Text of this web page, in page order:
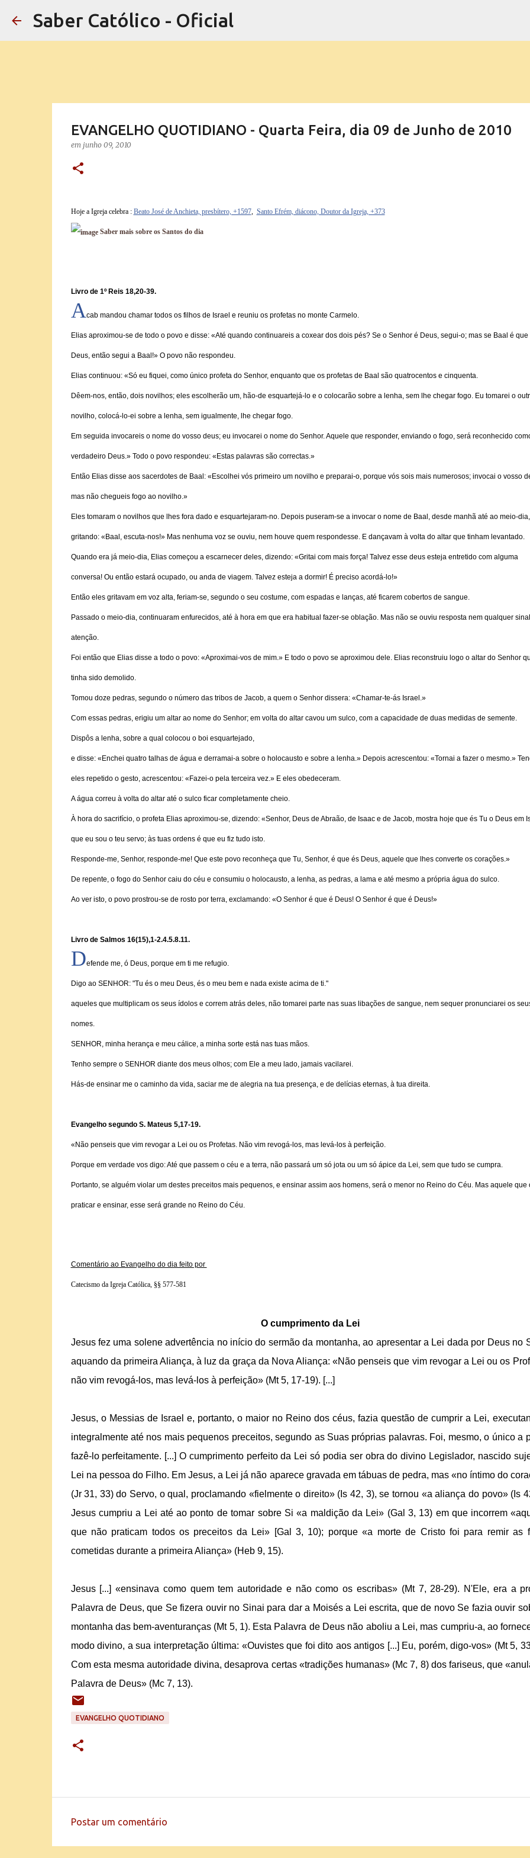
Saber Católico - Oficial
EVANGELHO QUOTIDIANO - Quarta Feira, dia 09 de Junho de 2010
em junho 09, 2010
Hoje a Igreja celebra : Beato José de Anchieta, presbítero, +1597, Santo Efrém, diácono, Doutor da Igreja, +373
Saber mais sobre os Santos do dia
Livro de 1º Reis 18,20-39.
Acab mandou chamar todos os filhos de Israel e reuniu os profetas no monte Carmelo.
Elias aproximou-se de todo o povo e disse: «Até quando continuareis a coxear dos dois pés? Se o Senhor é Deus, segui-o; mas se Baal é que
Deus, então segui a Baal!» O povo não respondeu.
Elias continuou: «Só eu fiquei, como único profeta do Senhor, enquanto que os profetas de Baal são quatrocentos e cinquenta.
Dêem-nos, então, dois novilhos; eles escolherão um, hão-de esquartejá-lo e o colocarão sobre a lenha, sem lhe chegar fogo. Eu tomarei o
novilho, colocá-lo-ei sobre a lenha, sem igualmente, lhe chegar fogo.
Em seguida invocareis o nome do vosso deus; eu invocarei o nome do Senhor. Aquele que responder, enviando o fogo, será reconhecido
verdadeiro Deus.» Todo o povo respondeu: «Estas palavras são correctas.»
Então Elias disse aos sacerdotes de Baal: «Escolhei vós primeiro um novilho e preparai-o, porque vós sois mais numerosos; invocai o vosso
mas não chegueis fogo ao novilho.»
Eles tomaram o novilhos que lhes fora dado e esquartejaram-no. Depois puseram-se a invocar o nome de Baal, desde manhã até ao meio-dia,
gritando: «Baal, escuta-nos!» Mas nenhuma voz se ouviu, nem houve quem respondesse. E dançavam à volta do altar que tinham levantado.
Quando era já meio-dia, Elias começou a escarnecer deles, dizendo: «Gritai com mais força! Talvez esse deus esteja entretido com alguma
conversa! Ou então estará ocupado, ou anda de viagem. Talvez esteja a dormir! É preciso acordá-lo!»
Então eles gritavam em voz alta, feriam-se, segundo o seu costume, com espadas e lanças, até ficarem cobertos de sangue.
Passado o meio-dia, continuaram enfurecidos, até à hora em que era habitual fazer-se oblação. Mas não se ouviu resposta nem qualquer
atenção.
Foi então que Elias disse a todo o povo: «Aproximai-vos de mim.» E todo o povo se aproximou dele. Elias reconstruiu logo o altar do Senhor
tinha sido demolido.
Tomou doze pedras, segundo o número das tribos de Jacob, a quem o Senhor dissera: «Chamar-te-ás Israel.»
Com essas pedras, erigiu um altar ao nome do Senhor; em volta do altar cavou um sulco, com a capacidade de duas medidas de semente.
Dispôs a lenha, sobre a qual colocou o boi esquartejado,
e disse: «Enchei quatro talhas de água e derramai-a sobre o holocausto e sobre a lenha.» Depois acrescentou: «Tornai a fazer o mesmo.»
eles repetido o gesto, acrescentou: «Fazei-o pela terceira vez.» E eles obedeceram.
A água correu à volta do altar até o sulco ficar completamente cheio.
À hora do sacrifício, o profeta Elias aproximou-se, dizendo: «Senhor, Deus de Abraão, de Isaac e de Jacob, mostra hoje que és Tu o Deus em
que eu sou o teu servo; às tuas ordens é que eu fiz tudo isto.
Responde-me, Senhor, responde-me! Que este povo reconheça que Tu, Senhor, é que és Deus, aquele que lhes converte os corações.»
De repente, o fogo do Senhor caiu do céu e consumiu o holocausto, a lenha, as pedras, a lama e até mesmo a própria água do sulco.
Ao ver isto, o povo prostrou-se de rosto por terra, exclamando: «O Senhor é que é Deus! O Senhor é que é Deus!»
Livro de Salmos 16(15),1-2.4.5.8.11.
Defende me, ó Deus, porque em ti me refugio.
Digo ao SENHOR: "Tu és o meu Deus, és o meu bem e nada existe acima de ti."
aqueles que multiplicam os seus ídolos e correm atrás deles, não tomarei parte nas suas libações de sangue, nem sequer pronunciarei os
nomes.
SENHOR, minha herança e meu cálice, a minha sorte está nas tuas mãos.
Tenho sempre o SENHOR diante dos meus olhos; com Ele a meu lado, jamais vacilarei.
Hás-de ensinar me o caminho da vida, saciar me de alegria na tua presença, e de delícias eternas, à tua direita.
Evangelho segundo S. Mateus 5,17-19.
«Não penseis que vim revogar a Lei ou os Profetas. Não vim revogá-los, mas levá-los à perfeição.
Porque em verdade vos digo: Até que passem o céu e a terra, não passará um só jota ou um só ápice da Lei, sem que tudo se cumpra.
Portanto, se alguém violar um destes preceitos mais pequenos, e ensinar assim aos homens, será o menor no Reino do Céu. Mas aquele que
praticar e ensinar, esse será grande no Reino do Céu.
Comentário ao Evangelho do dia feito por
Catecismo da Igreja Católica, §§ 577-581
O cumprimento da Lei
Jesus fez uma solene advertência no início do sermão da montanha, ao apresentar a Lei dada por Deus no
aquando da primeira Aliança, à luz da graça da Nova Aliança: «Não penseis que vim revogar a Lei ou os
não vim revogá-los, mas levá-los à perfeição» (Mt 5, 17-19). [...]
Jesus, o Messias de Israel e, portanto, o maior no Reino dos céus, fazia questão de cumprir a Lei,
integralmente até nos mais pequenos preceitos, segundo as Suas próprias palavras. Foi, mesmo, o único a
fazê-lo perfeitamente. [...] O cumprimento perfeito da Lei só podia ser obra do divino Legislador, nascido
Lei na pessoa do Filho. Em Jesus, a Lei já não aparece gravada em tábuas de pedra, mas «no íntimo do
(Jr 31, 33) do Servo, o qual, proclamando «fielmente o direito» (Is 42, 3), se tornou «a aliança do povo» (Is
Jesus cumpriu a Lei até ao ponto de tomar sobre Si «a maldição da Lei» (Gal 3, 13) em que incorrem
que não praticam todos os preceitos da Lei» [Gal 3, 10); porque «a morte de Cristo foi para remir as
cometidas durante a primeira Aliança» (Heb 9, 15).
Jesus [...] «ensinava como quem tem autoridade e não como os escribas» (Mt 7, 28-29). N'Ele, era a
Palavra de Deus, que Se fizera ouvir no Sinai para dar a Moisés a Lei escrita, que de novo Se fazia ouvir
montanha das bem-aventuranças (Mt 5, 1). Esta Palavra de Deus não aboliu a Lei, mas cumpriu-a, ao
modo divino, a sua interpretação última: «Ouvistes que foi dito aos antigos [...] Eu, porém, digo-vos» (Mt 5,
Com esta mesma autoridade divina, desaprova certas «tradições humanas» (Mc 7, 8) dos fariseus, que
Palavra de Deus» (Mc 7, 13).
EVANGELHO QUOTIDIANO
Postar um comentário